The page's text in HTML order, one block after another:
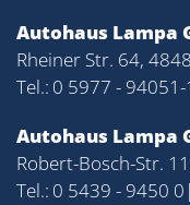
Autohaus Lampa
Rheiner Str. 64,
Tel.: 0 5977 - 94051-
Autohaus Lampa
Robert-Bosch-Str.
Tel.: 0 5439 - 9450 0